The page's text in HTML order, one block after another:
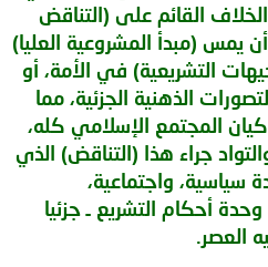
القائم على (التناقض
يمس (مبدأ المشروعية العليا)
التشريعية) في الأمة، أو
الذهنية الجزئية، مما
المجتمع الإسلامي كله،
جراء هذا (التناقض) الذي
سياسية، واجتماعية،
وحدة أحكام التشريع ـ جزئيا
العصر.